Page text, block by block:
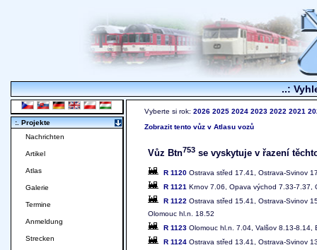
..:
Vyberte si rok: 2026 2025 2024 2023 2022 2021
Zobrazit tento vůz v Atlasu vozů
Vůz Btn753 se vyskytuje v řazení
R 1120 Ostrava střed 17.41, Ostrava-Svinov
R 1121 Krnov 7.06, Opava východ 7.33-7.37,
R 1122 Ostrava střed 15.41, Ostrava-Svinov
Olomouc hl.n. 18.52
R 1123 Olomouc hl.n. 7.04, Valšov 8.13-
R 1124 Ostrava střed 13.41, Ostrava-Svinov
:. Projekte
Nachrichten
Artikel
Atlas
Galerie
Termine
Anmeldung
Strecken